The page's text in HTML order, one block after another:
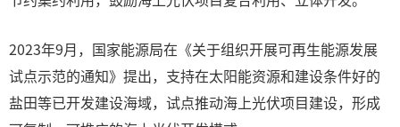
2023年9月，国家能源局在《关于组织开展可再生能源发展
试点示范的通知》提出，支持在太阳能资源和建设条件好的
盐田等已开发建设海域，试点推动海上光伏项目建设，形成